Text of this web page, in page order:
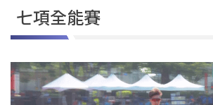
七項全能賽